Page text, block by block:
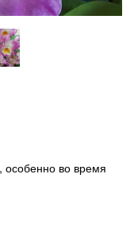
особенно во время